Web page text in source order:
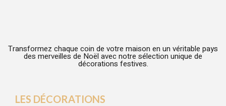
Transformez chaque coin de votre maison en un véritable pays
des merveilles de Noël avec notre sélection unique de
décorations festives.
LES DÉCORATIONS